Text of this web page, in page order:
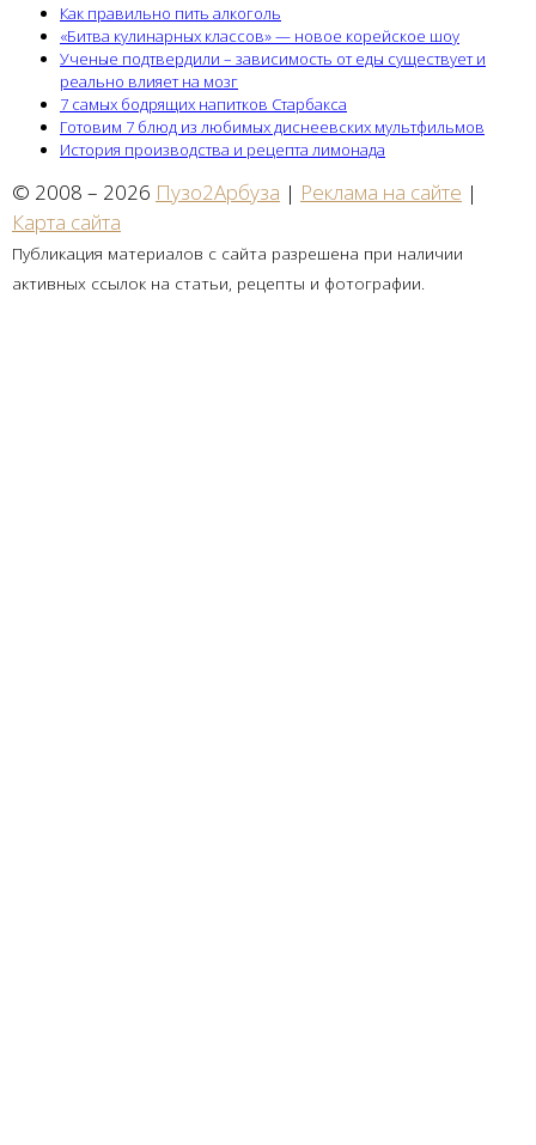
Как правильно пить алкоголь
«Битва кулинарных классов» — новое корейское шоу
Ученые подтвердили – зависимость от еды существует и
реально влияет на мозг
7 самых бодрящих напитков Старбакса
Готовим 7 блюд из любимых диснеевских мультфильмов
История производства и рецепта лимонада
© 2008 – 2026 Пузо2Арбуза | Реклама на сайте |
Карта сайта
Публикация материалов с сайта разрешена при наличии
активных ссылок на статьи, рецепты и фотографии.